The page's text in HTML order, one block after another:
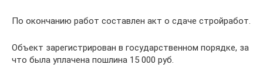
По окончанию работ составлен акт о сдаче стройработ.
Объект зарегистрирован в государственном порядке, за
что была уплачена пошлина 15 000 руб.